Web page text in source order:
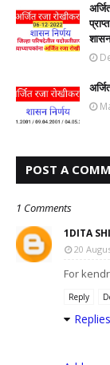
POST A
1 Comments
1DITA
20
For
Reply
Replies